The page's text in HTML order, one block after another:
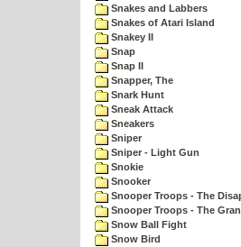
Snakes and Labbers
Snakes of Atari Island
Snakey II
Snap
Snap II
Snapper, The
Snark Hunt
Sneak Attack
Sneakers
Sniper
Sniper - Light Gun
Snokie
Snooker
Snooper Troops - The
Snooper Troops - The
Snow Ball Fight
Snow Bird